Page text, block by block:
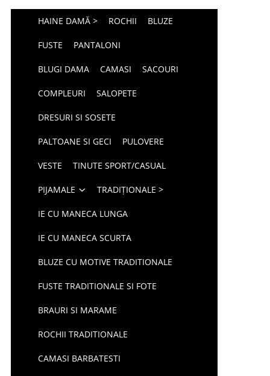
HAINE DAMĂ > ROCHII BLUZE
FUSTE PANTALONI
BLUGI DAMA CAMASI SACOURI
COMPLEURI SALOPETE
DRESURI SI SOSETE
PALTOANE SI GECI PULOVERE
VESTE TINUTE SPORT/CASUAL
PIJAMALE TRADIȚIONALE >
IE CU MANECA LUNGA
IE CU MANECA SCURTA
BLUZE CU MOTIVE TRADITIONALE
FUSTE TRADITIONALE SI FOTE
BRAURI SI MARAME
ROCHII TRADITIONALE
CAMASI BARBATESTI